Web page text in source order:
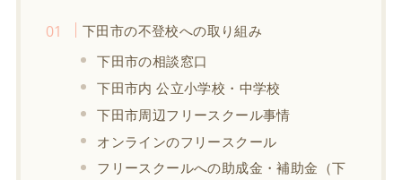
下田市の不登校への取り組み
下田市の相談窓口
下田市内 公立小学校・中学校
下田市周辺フリースクール事情
オンラインのフリースクール
フリースクールへの助成金・補助金（下